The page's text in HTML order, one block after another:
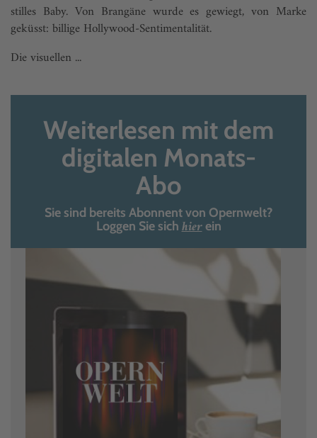
stilles Baby. Von Brangäne wurde es gewiegt, von Marke
geküsst: billige Hollywood-Sentimentalität.
Die visuellen ...
Weiterlesen mit dem
digitalen Monats-
Abo
Sie sind bereits Abonnent von Opernwelt?
Loggen Sie sich hierein